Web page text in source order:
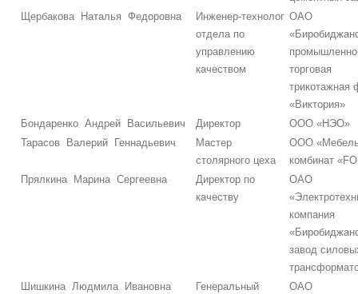
Щербакова Наталья Федоровна
Инженер-технолог
отдела по
управлению
качеством
ОАО
торговая
трикотажная
«Виктория»
Бондаренко Андрей Васильевич
Директор
ООО «НЭО»
Тарасов Валерий Геннадьевич
Мастер
столярного цеха
ООО
комбинат
Прялкина Марина Сергеевна
Директор по
качеству
ОАО
компания
завод
Шишкина Людмила Ивановна
Генеральный
ОАО